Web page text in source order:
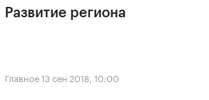
Развитие региона
Главное13 сен 2018, 10:00